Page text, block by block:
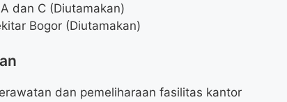
dan C (Diutamakan)
Bogor (Diutamakan)
dan pemeliharaan fasilitas kantor